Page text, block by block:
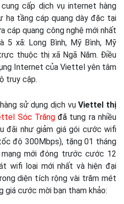
cấp dịch vụ internet hàng
hạ tầng cáp quang dày đặc tại
cáp quang công nghệ mới nhất
5 xã: Long Bình, Mỹ Bình, Mỹ
thuộc thị xã Ngã Năm. Điều
Internet của Viettel yên tâm
truy cập.
sử dụng dịch vụViettel thị
Sóc Trăng đã tung ra nhiều
đãi như giảm giá gói cước wifi
độ 300Mbps), tặng 01 tháng
mới đóng trước cước 12
wifi loại mới nhất và hiện đại
diện tích rộng vài trăm mét
giá cước mời bạn tham khảo: